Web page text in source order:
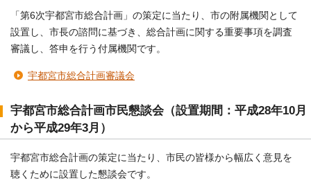
「第6次宇都宮市総合計画」の策定に当たり、市の附属機関として
設置し、市長の諮問に基づき、総合計画に関する重要事項を調査
審議し、答申を行う付属機関です。
宇都宮市総合計画審議会
宇都宮市総合計画市民懇談会（設置期間：平成28年10月
から平成29年3月）
宇都宮市総合計画の策定に当たり、市民の皆様から幅広く意見を
聴くために設置した懇談会です。